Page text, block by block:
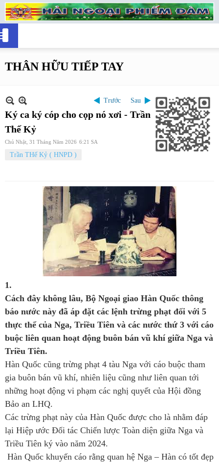
THÂN HỮU TIẾP TAY
Trước Sau
Ký ca ký cóp cho cọp nó xơi - Trần
Thế Kỷ
Chủ Nhật, 31 Tháng Năm 2026 6:21 SA
Trần THế Kỷ ( HNPD )
1.
Cách đây không lâu, Bộ Ngoại giao Hàn Quốc thông
báo nước này đã áp đặt các lệnh trừng phạt đối với 5
thực thể của Nga, Triều Tiên và các nước thứ 3 với cáo
buộc liên quan hoạt động buôn bán vũ khí giữa Nga và
Triều Tiên.
Hàn Quốc cũng trừng phạt 4 tàu Nga với cáo buộc tham
gia buôn bán vũ khí, nhiên liệu cũng như liên quan tới
những hoạt động vi phạm các nghị quyết của Hội đồng
Bảo an LHQ.
Các trừng phạt này của Hàn Quốc được cho là nhằm đáp
lại Hiệp ước Đối tác Chiến lược Toàn diện giữa Nga và
Triều Tiên ký vào năm 2024.
Hàn Quốc khuyến cáo rằng quan hệ Nga – Hàn có tốt đẹp